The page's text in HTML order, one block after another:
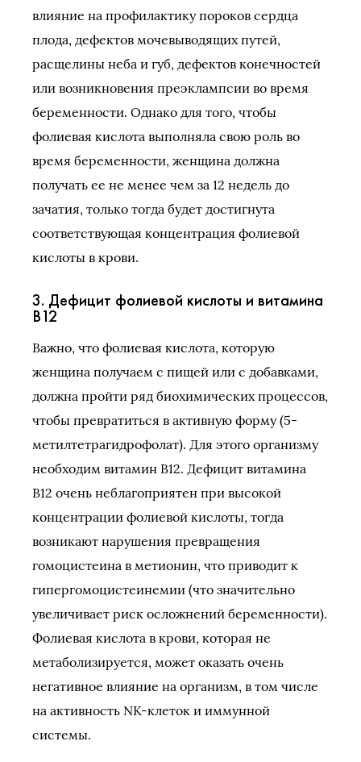
влияние на профилактику пороков сердца
плода, дефектов мочевыводящих путей,
расщелины неба и губ, дефектов конечностей
или возникновения преэклампсии во время
беременности. Однако для того, чтобы
фолиевая кислота выполняла свою роль во
время беременности, женщина должна
получать ее не менее чем за 12 недель до
зачатия, только тогда будет достигнута
соответствующая концентрация фолиевой
кислоты в крови.
3. Дефицит фолиевой кислоты и витамина
B12
Важно, что фолиевая кислота, которую
женщина получаем с пищей или с добавками,
должна пройти ряд биохимических процессов,
чтобы превратиться в активную форму (5-
метилтетрагидрофолат). Для этого организму
необходим витамин B12. Дефицит витамина
B12 очень неблагоприятен при высокой
концентрации фолиевой кислоты, тогда
возникают нарушения превращения
гомоцистеина в метионин, что приводит к
гипергомоцистеинемии (что значительно
увеличивает риск осложнений беременности).
Фолиевая кислота в крови, которая не
метаболизируется, может оказать очень
негативное влияние на организм, в том числе
на активность NK-клеток и иммунной
системы.